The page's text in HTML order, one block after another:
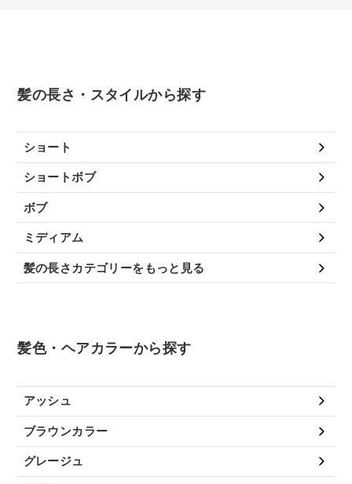
髪の長さ・スタイルから探す
ショート
ショートボブ
ボブ
ミディアム
髪の長さカテゴリーをもっと見る
髪色・ヘアカラーから探す
アッシュ
ブラウンカラー
グレージュ